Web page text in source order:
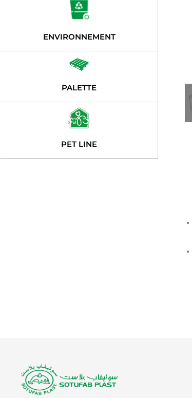
ENVIRONNEMENT
PALETTE
PET LINE